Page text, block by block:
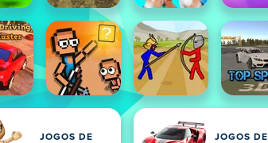
JOGOS DE
JOGOS DE